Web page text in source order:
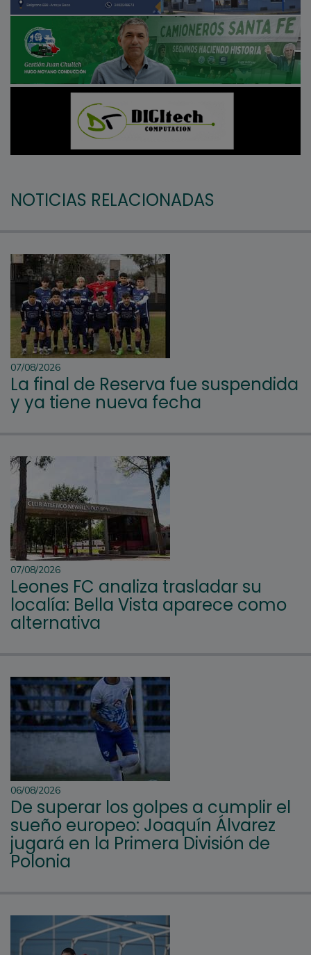
NOTICIAS RELACIONADAS
07/08/2026
La final de Reserva fue suspendida
y ya tiene nueva fecha
07/08/2026
Leones FC analiza trasladar su
localía: Bella Vista aparece como
alternativa
06/08/2026
De superar los golpes a cumplir el
sueño europeo: Joaquín Álvarez
jugará en la Primera División de
Polonia